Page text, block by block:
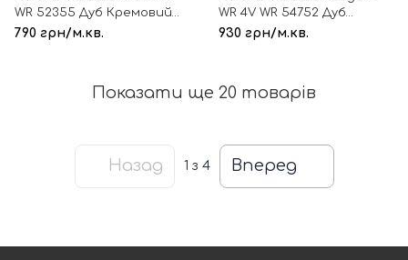
WR 52355 Дуб Кремовий
натуральний
790 грн/м.кв.
WR 4V WR 54752 Дуб
Ашингтон
930 грн/м.кв.
Показати ще 20 товарів
Назад 1 з 4 Вперед